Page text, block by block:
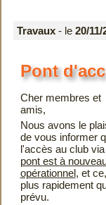
Travaux - le 20/11/
Pont
Cher membres et
amis,
Nous avons le
de vous informer
l'accès au club via
pont est à
opérationnel, et ce,
plus rapidement
prévu.